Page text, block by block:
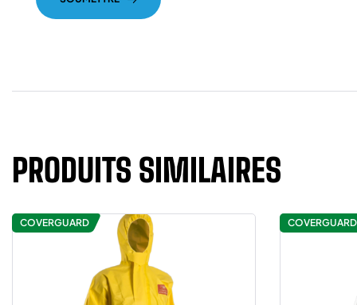
PRODUITS SIMILAIRES
COVERGUARD COVERGUARD